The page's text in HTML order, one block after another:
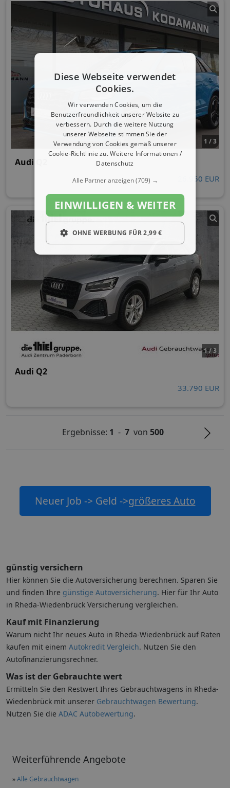
Weiterführende Angebote
»Alle Gebrauchtwagen
1 / 3
Audi Q2
26.950 EUR
1 / 3
Audi Q2
33.790 EUR
Ergebnisse: 1 - 7von 500
Neuer Job -> Geld ->größeres Auto
günstig versichern
Hier können Sie die Autoversicherung berechnen. Sparen Sie
und finden Ihre günstige Autoversicherung. Hier für Ihr Auto
in Rheda-Wiedenbrück Versicherung vergleichen.
Kauf mit Finanzierung
Warum nicht Ihr neues Auto in Rheda-Wiedenbrück auf Raten
kaufen mit einem Autokredit Vergleich. Nutzen Sie den
Autofinanzierungsrechner.
Was ist der Gebrauchte wert
Ermitteln Sie den Restwert Ihres Gebrauchtwagens in Rheda-
Wiedenbrück mit unserer Gebrauchtwagen Bewertung.
Nutzen Sie die ADAC Autobewertung.
Diese Webseite verwendet
Cookies.
Wir verwenden Cookies, um die
Benutzerfreundlichkeit unserer Website zu
verbessern. Durch die weitere Nutzung
unserer Webseite stimmen Sie der
Verwendung von Cookies gemäß unserer
Cookie-Richtlinie zu.Weitere Informationen /
Datenschutz
Alle Partner anzeigen(709) →
EINWILLIGEN & WEITER
OHNE WERBUNG FÜR 2,99 €